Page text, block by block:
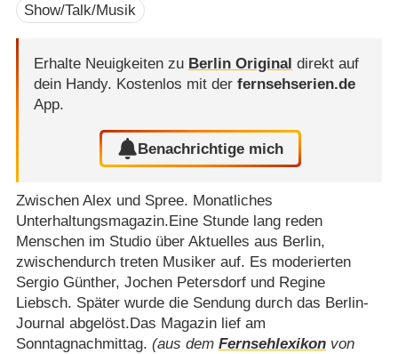
Show/Talk/Musik
Erhalte Neuigkeiten zu Berlin Original direkt auf
dein Handy. Kostenlos mit der fernsehserien.de
App.
Benachrichtige mich
Zwischen Alex und Spree. Monatliches
Unterhaltungsmagazin.Eine Stunde lang reden
Menschen im Studio über Aktuelles aus Berlin,
zwischendurch treten Musiker auf. Es moderierten
Sergio Günther, Jochen Petersdorf und Regine
Liebsch. Später wurde die Sendung durch das Berlin-
Journal abgelöst.Das Magazin lief am
Sonntagnachmittag. (aus dem Fernsehlexikonvon